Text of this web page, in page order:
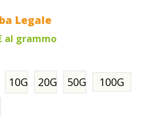
Legale
al grammo
10G 20G 50G
100G